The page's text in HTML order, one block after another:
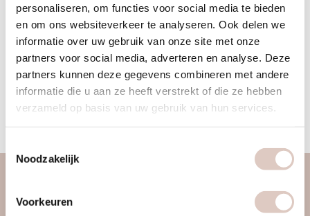
personaliseren, om functies voor social media te bieden
en om ons websiteverkeer te analyseren. Ook delen we
informatie over uw gebruik van onze site met onze
partners voor social media, adverteren en analyse. Deze
partners kunnen deze gegevens combineren met andere
informatie die u aan ze heeft verstrekt of die ze hebben
verzameld op basis van uw gebruik van hun services.
Noodzakelijk
Voorkeuren
franchisenemer van bbb Tilburg, bbb Den Haag & Den
Bosch. Nicole komt uit het onderwijs, waar zij gewerkt heeft
als intern begeleider: o.a het coachen van leerlingen, ouders,
leerkrachten en teams. Door haar eigen ervaring met de
ziekte van Hashimoto (auto immuunziekte van de schildklier)
is zij zich verder gaan verdiepen en ontwikkelen op het